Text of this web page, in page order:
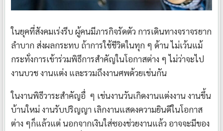
ในยุคที่สังคมเร่งรีบ ผู้คนมีภารกิจรัดตัว การเดินทางจราจรยาก
ลำบาก ส่งผลกระทบ ถ้าการใช้ชีวิตในทุก ๆ ด้าน ไม่เว้นแม้
กระทั่งการเข้าร่วมพิธีการสำคัญในโอกาสต่าง ๆ ไม่ว่าจะไป
งานบวช งานแต่ง และรวมถึงงานศพด้วยเช่นกัน
ในงานพิธีวาระสำคัญอื่ ๆ เช่นงานวันเกิดงานแต่งงาน งานขึ้น
บ้านใหม่ งานรับปริญญา เลิกงานแสดงความยินดีในโอกาส
ต่าง ๆก็แล้วแต่ นอกจากเงินใส่ซองช่วยงานแล้ว อาจจะมีของ